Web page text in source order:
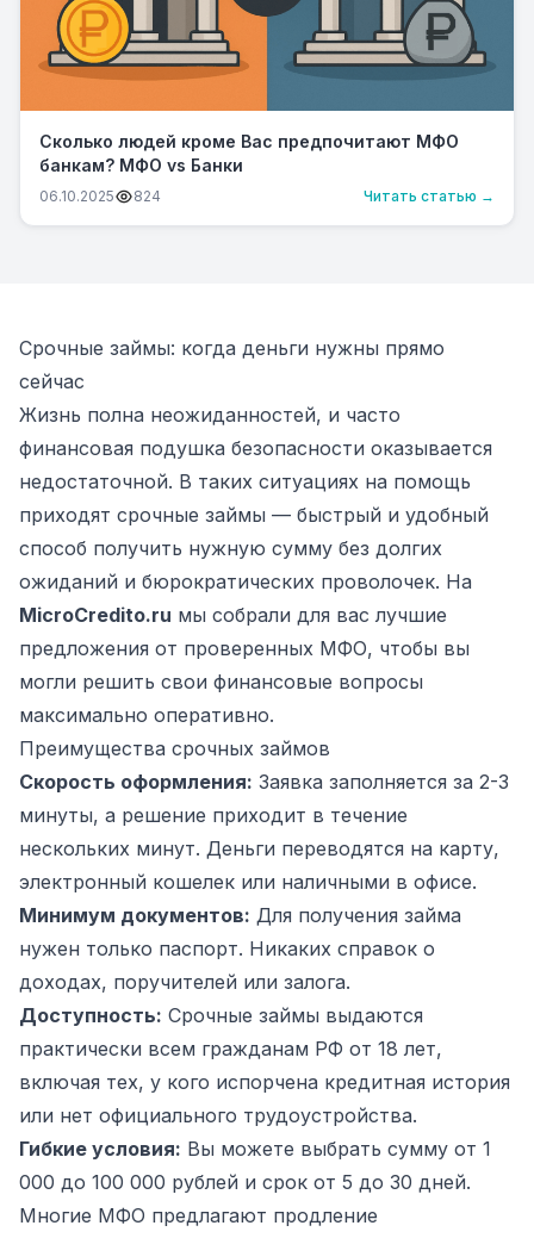
Сколько людей кроме Вас предпочитают МФО
банкам? МФО vs Банки
06.10.2025 824 Читать статью →
Срочные займы: когда деньги нужны прямо
сейчас
Жизнь полна неожиданностей, и часто
финансовая подушка безопасности оказывается
недостаточной. В таких ситуациях на помощь
приходят срочные займы — быстрый и удобный
способ получить нужную сумму без долгих
ожиданий и бюрократических проволочек. На
MicroCredito.ru мы собрали для вас лучшие
предложения от проверенных МФО, чтобы вы
могли решить свои финансовые вопросы
максимально оперативно.
Преимущества срочных займов
Скорость оформления: Заявка заполняется за 2-3
минуты, а решение приходит в течение
нескольких минут. Деньги переводятся на карту,
электронный кошелек или наличными в офисе.
Минимум документов: Для получения займа
нужен только паспорт. Никаких справок о
доходах, поручителей или залога.
Доступность: Срочные займы выдаются
практически всем гражданам РФ от 18 лет,
включая тех, у кого испорчена кредитная история
или нет официального трудоустройства.
Гибкие условия: Вы можете выбрать сумму от 1
000 до 100 000 рублей и срок от 5 до 30 дней.
Многие МФО предлагают продление